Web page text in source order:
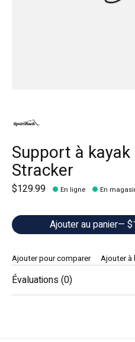
Support à
Stracker
$129.99 En ligne En
Ajouter au panier —
Ajouter pour comparer Ajouter à
Évaluations (0)